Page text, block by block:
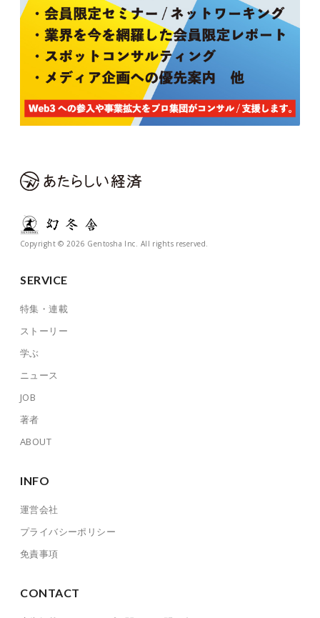
Copyright © 2026 Gentosha Inc. All rights reserved.
SERVICE
特集・連載
ストーリー
学ぶ
ニュース
JOB
著者
ABOUT
INFO
運営会社
プライバシーポリシー
免責事項
CONTACT